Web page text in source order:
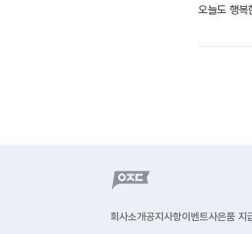
오늘도 행복
회사소개공지사항이벤트사은품 지